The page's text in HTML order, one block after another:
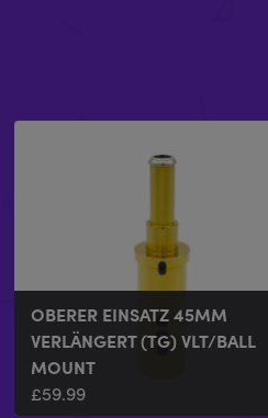
OBERER EINSATZ 45MM
VERLÄNGERT (TG) VLT/BALL
MOUNT
£59.99